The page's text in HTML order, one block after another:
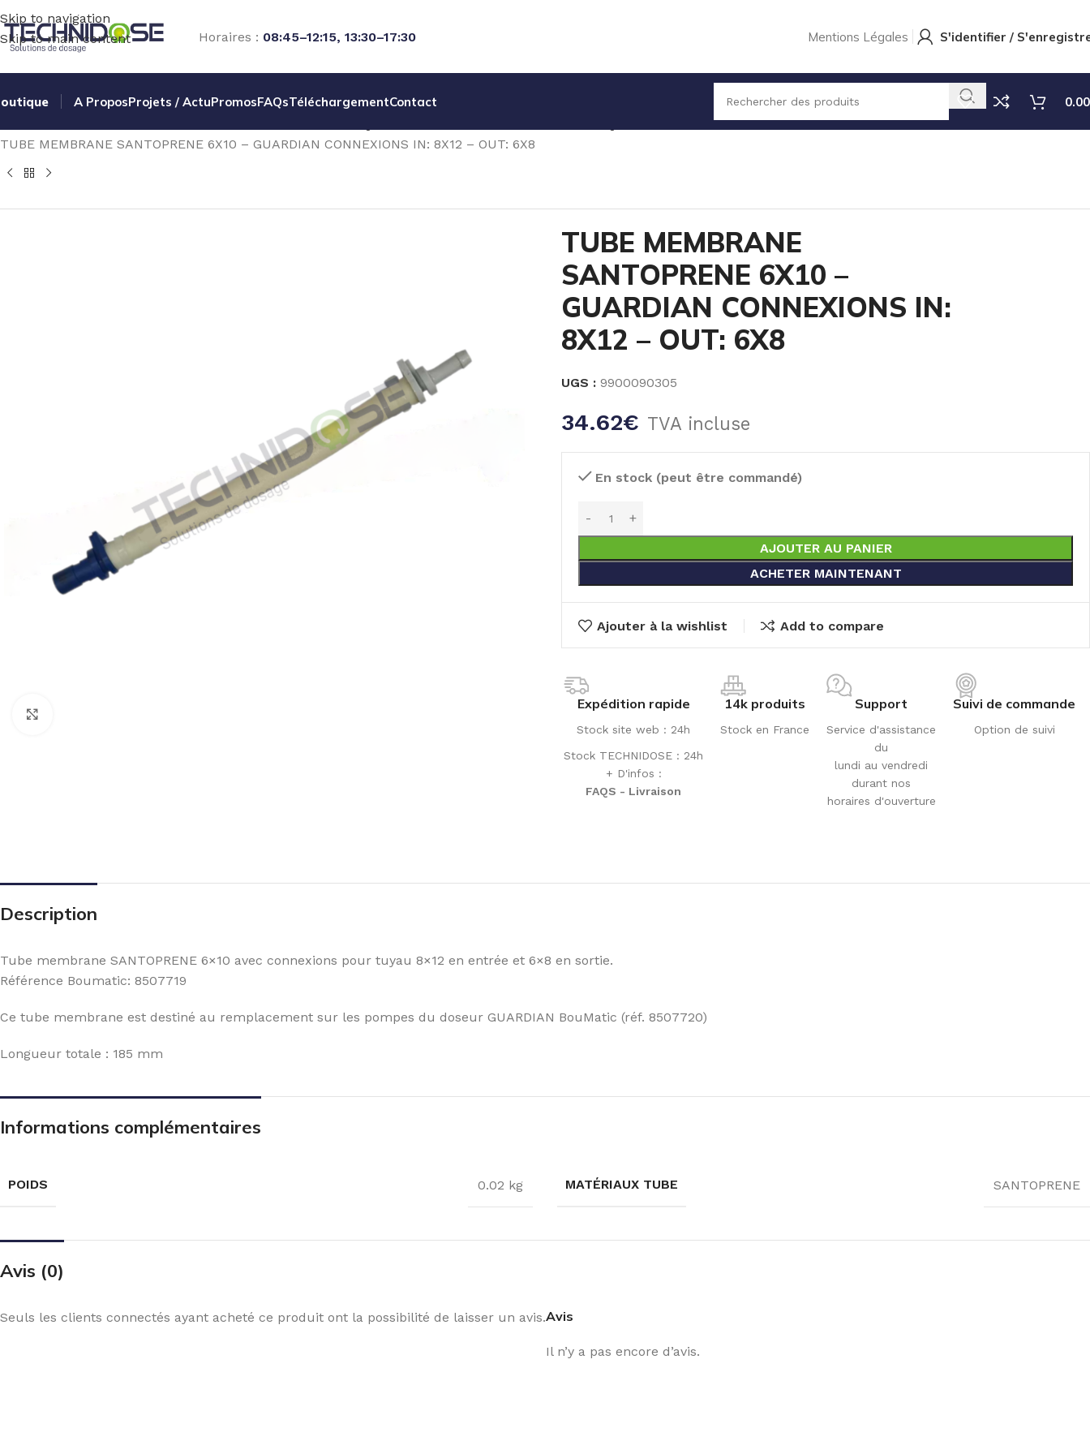
Skip to navigation
Skip to main content
Horaires : 08:45–12:15, 13:30–17:30 Mentions Légales S'identifier /
A ProposProjets / ActuPromosFAQsTéléchargementContact
0.00
TUBE MEMBRANE SANTOPRENE 6X10 – GUARDIAN CONNEXIONS IN: 8X12 – OUT: 6X8
TUBE MEMBRANE
SANTOPRENE 6X10 –
GUARDIAN CONNEXIONS IN:
8X12 – OUT: 6X8
UGS : 9900090305
34.62€ TVA incluse
En stock (peut être commandé)
AJOUTER AU PANIER
ACHETER MAINTENANT
Ajouter à la wishlist Add to compare
Expédition rapide
Stock site web : 24h
Stock TECHNIDOSE : 24h
+ D'infos :
FAQS - Livraison
14k produits
Stock en France
Support
Service d'assistance
du
lundi au vendredi
durant nos
horaires d'ouverture
Suivi de commande
Option de suivi
Description
Tube membrane SANTOPRENE 6×10 avec connexions pour tuyau 8×12 en entrée et 6×8 en sortie.
Référence Boumatic: 8507719
Ce tube membrane est destiné au remplacement sur les pompes du doseur GUARDIAN BouMatic (réf. 8507720)
Longueur totale : 185 mm
Informations complémentaires
POIDS 0.02 kg MATÉRIAUX TUBE SANTOPRENE
Avis (0)
Avis
Il n’y a pas encore d’avis.
Seuls les clients connectés ayant acheté ce produit ont la possibilité de laisser un avis.